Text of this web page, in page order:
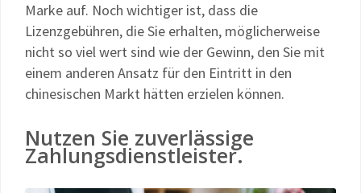
Marke auf. Noch wichtiger ist, dass die
Lizenzgebühren, die Sie erhalten, möglicherweise
nicht so viel wert sind wie der Gewinn, den Sie mit
einem anderen Ansatz für den Eintritt in den
chinesischen Markt hätten erzielen können.
Nutzen Sie zuverlässige
Zahlungsdienstleister.